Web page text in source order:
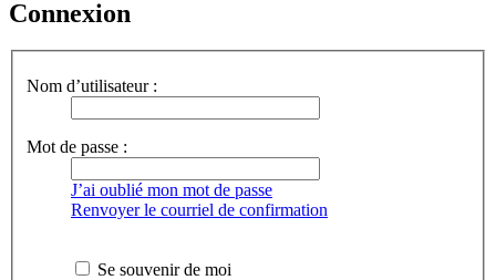
Connexion
Nom d’utilisateur :
Mot de passe :
J’ai oublié mon mot de passe
Renvoyer le courriel de confirmation
Se souvenir de moi